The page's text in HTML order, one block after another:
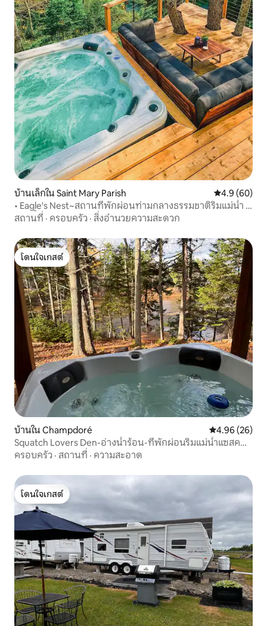
บ้านเล็กใน Saint Mary Parish คะแนนเฉลี่ย
4.9 (60)
• Eagle's Nest~สถานที่พักผ่อนท่ามกลางธรรมชาติริมแม่น้ำ •
อ่างน้ำร้อน•
สถานที่ · ครอบครัว · สิ่งอำนวยความสะดวก
โดนใจเกสต์
โดนใจเกสต์
บ้านใน Champdoré คะแนนเฉลี่ย
4.96 (26)
Squatch Lovers Den-อ่างน้ำร้อน-ที่พักผ่อนริมแม่น้ำแซสค
วอช
ครอบครัว · สถานที่ · ความสะอาด
โดนใจเกสต์
โดนใจเกสต์